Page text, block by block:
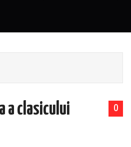
0
a clasicului